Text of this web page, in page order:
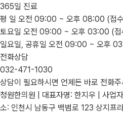
365일 진료
평 일 오전 09:00 ~ 오후 08:00 (접
토요일 오전 09:00 ~ 오후 03:00 (
일요일, 공휴일 오전 09:00 ~ 오후
전화상담
032-471-1030
상담이 필요하시면 언제든 바로 전화
청원한의원 | 대표자명: 한지우 | 사
소: 인천시 남동구 백범로 123 상지프